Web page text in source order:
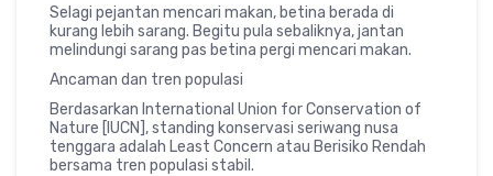
Selagi pejantan mencari makan, betina berada di
kurang lebih sarang. Begitu pula sebaliknya, jantan
melindungi sarang pas betina pergi mencari makan.
Ancaman dan tren populasi
Berdasarkan International Union for Conservation of
Nature [IUCN], standing konservasi seriwang nusa
tenggara adalah Least Concern atau Berisiko Rendah
bersama tren populasi stabil.